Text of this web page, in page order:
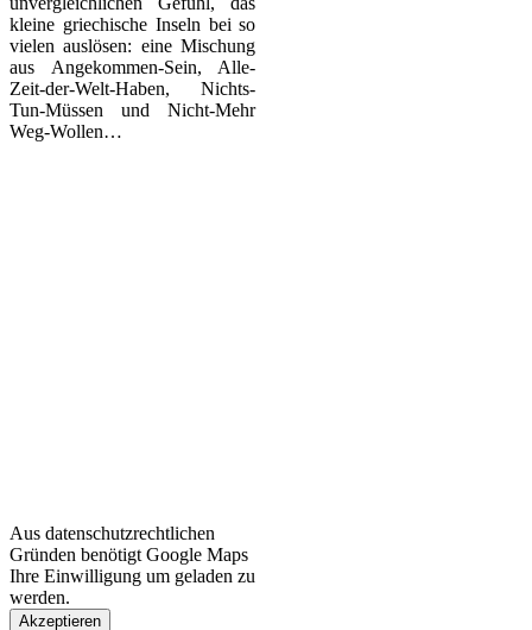
kleine griechische Inseln bei so
vielen auslösen: eine Mischung
aus Angekommen-Sein, Alle-
Zeit-der-Welt-Haben, Nichts-
Tun-Müssen und Nicht-Mehr
Weg-Wollen…
Aus datenschutzrechtlichen
Gründen benötigt Google Maps
Ihre Einwilligung um geladen zu
werden.
Akzeptieren